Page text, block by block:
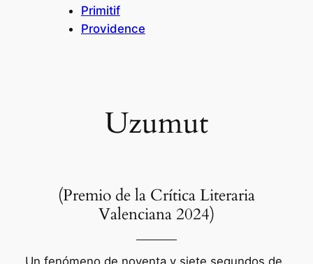
Primitif
Providence
Uzumut
(Premio de la Crítica Literaria
Valenciana 2024)
Un fenómeno de noventa y siete segundos de